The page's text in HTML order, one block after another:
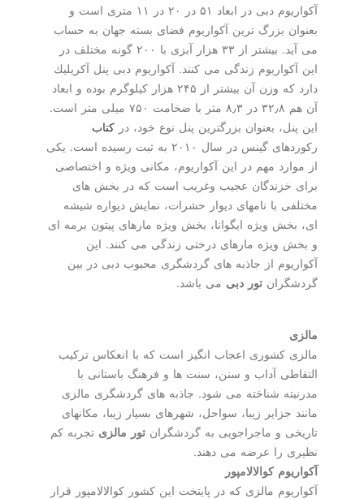
آكواریوم دبی در ابعاد ۵۱ در ۲۰ در ۱۱ متری است و
بعنوان بزرگ ترین آكواریوم فضای بسته جهان به حساب
می آید. بیشتر از ۳۳ هزار آبزی با ۲۰۰ گونه مختلف در
این آكواریوم زندگی می كنند. آكواریوم دبی پنل آكریلیك
دارد كه وزن آن بیشتر از ۲۴۵ هزار كیلوگرم بوده و ابعاد
آن هم ۳۲٫۸ در ۸٫۳ متر با ضخامت ۷۵۰ میلی متر است.
این پنل، بعنوان بزرگترین پنل نوع خود، در كتاب
ركوردهای گینس در سال ۲۰۱۰ به ثبت رسیده است. یكی
از موارد مهم در این آكواریوم، مكانی ویژه و اختصاصی
برای خزندگان عجیب وغریب است كه در بخش های
مختلفی با نامهای دیوار حشرات، نمایش دیواره شیشه
ای، بخش ویژه ایگوانا، بخش ویژه مارهای پیتون برمه ای
و بخش ویژه مارهای درختی زندگی می كنند. این
آكواریوم از جاذبه های گردشگری محبوب دبی در بین
گردشگرانتور دبی می باشد.
مالزی كشوری اعجاب انگیز است كه با انعكاس تركیب
التقاطی آداب و سنن، سنت ها و فرهنگ باستانی با
مدرنیته شناخته می شود. جاذبه های گردشگری مالزی
مانند جزایر زیبا، سواحل، شهرهای بسیار زیبا، مكانهای
تاریخی و ماجراجویی به گردشگرانتور مالزیتجربه كم
نظیری را عرضه می دهند.
آكواریوم كوالالامپور
آكواریوم مالزی كه در پایتخت این كشور كوالالامپور قرار